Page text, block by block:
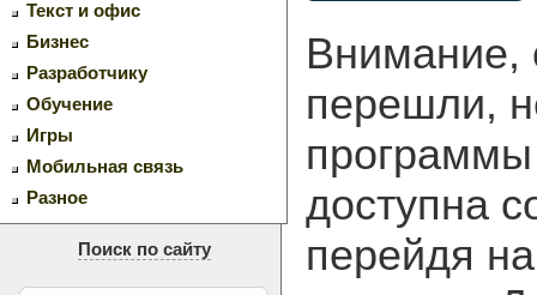
Текст и офис
Бизнес
Разработчику
Обучение
Игры
Мобильная связь
Разное
Поиск по сайту
Внимание,
перешли,
доступна
перейдя